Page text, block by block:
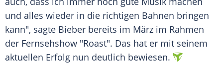
und alles wieder in die richtigen Bahnen bringen
kann", sagte Bieber bereits im März im Rahmen
der Fernsehshow "Roast". Das hat er mit seinem
aktuellen Erfolg nun deutlich bewiesen.